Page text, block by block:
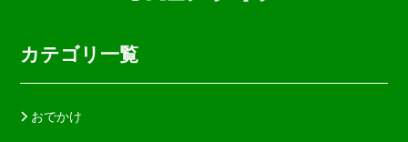
カテゴリ一覧
おでかけ